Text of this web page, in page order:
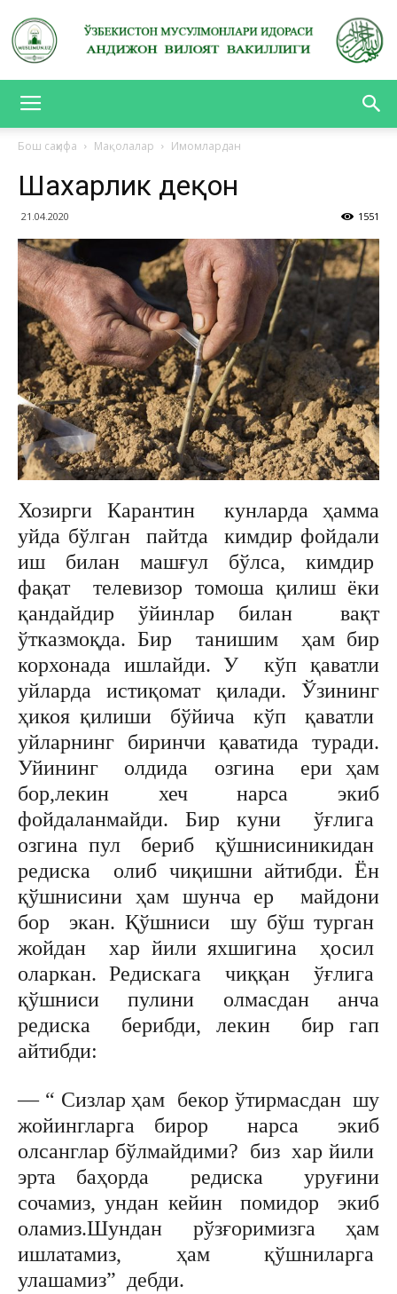
ВИЛОЯТ
ВАКИЛЛИГИ
Бош саҳифа Мақолалар Имомлардан
Шахарлик деҳқон
21.04.2020 1551
Хозирги Карантин кунларда ҳамма
уйда бўлган пайтда кимдир фойдали
иш билан машғул бўлса, кимдир
фақат телевизор томоша қилиш ёки
қандайдир ўйинлар билан вақт
ўтказмоқда. Бир танишим ҳам бир
корхонада ишлайди. У кўп қаватли
уйларда истиқомат қилади. Ўзининг
ҳикоя қилиши бўйича кўп қаватли
уйларнинг биринчи қаватида туради.
Уйининг олдида озгина ери ҳам
бор,лекин хеч нарса экиб
фойдаланмайди. Бир куни ўғлига
озгина пул бериб қўшнисиникидан
редиска олиб чиқишни айтибди. Ён
қўшнисини ҳам шунча ер майдони
бор экан. Қўшниси шу бўш турган
жойдан хар йили яхшигина ҳосил
оларкан. Редискага чиққан ўғлига
қўшниси пулини олмасдан анча
редиска берибди, лекин бир гап
айтибди:
— “ Сизлар ҳам бекор ўтирмасдан шу
жойингларга бирор нарса экиб
олсанглар бўлмайдими? биз хар йили
эрта баҳорда редиска уруғини
сочамиз, ундан кейин помидор экиб
оламиз.Шундан рўзғоримизга ҳам
ишлатамиз, ҳам қўшниларга
улашамиз” дебди.